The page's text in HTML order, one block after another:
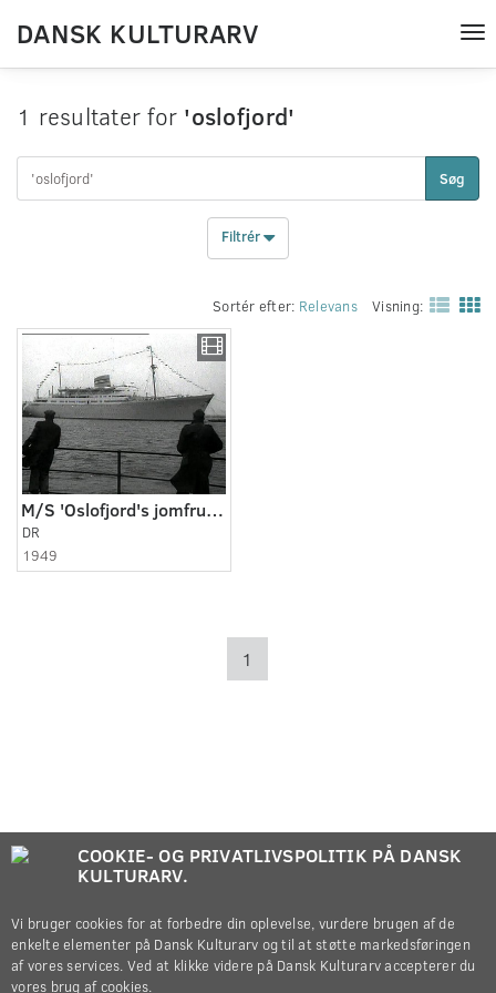
DANSK KULTURARV
1 resultater for 'oslofjord'
Søg
Filtrér
Sortér efter: Relevans Visning:
M/S 'Oslofjord's jomfrurejse
DR
1949
1
COOKIE- OG PRIVATLIVSPOLITIK PÅ DANSK
KULTURARV.
Vi bruger cookies for at forbedre din oplevelse, vurdere brugen af de
enkelte elementer på Dansk Kulturarv og til at støtte markedsføringen
af vores services. Ved at klikke videre på Dansk Kulturarv accepterer du
vores brug af cookies.